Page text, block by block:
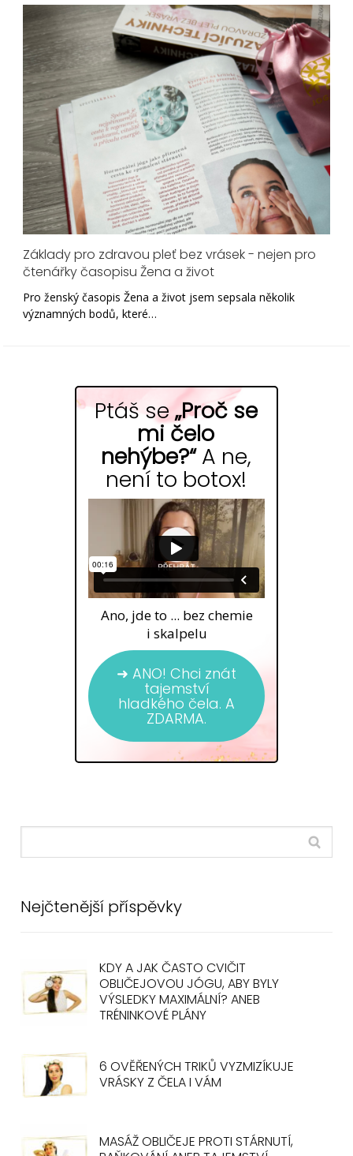
Základy pro zdravou pleť bez vrásek - nejen pro
čtenářky časopisu Žena a život
Pro ženský časopis Žena a život jsem sepsala několik
významných bodů, které…
Ptáš se „Proč se
mi čelo
nehýbe?“A ne,
není to botox!
Ano, jde to ... bez chemie
i skalpelu
➜ ANO! Chci znát
tajemství
hladkého čela. A
ZDARMA.
Nejčtenější příspěvky
KDY A JAK ČASTO CVIČIT
OBLIČEJOVOU JÓGU, ABY BYLY
VÝSLEDKY MAXIMÁLNÍ? ANEB
TRÉNINKOVÉ PLÁNY
6 OVĚŘENÝCH TRIKŮ VYZMIZÍKUJE
VRÁSKY Z ČELA I VÁM
MASÁŽ OBLIČEJE PROTI STÁRNUTÍ,